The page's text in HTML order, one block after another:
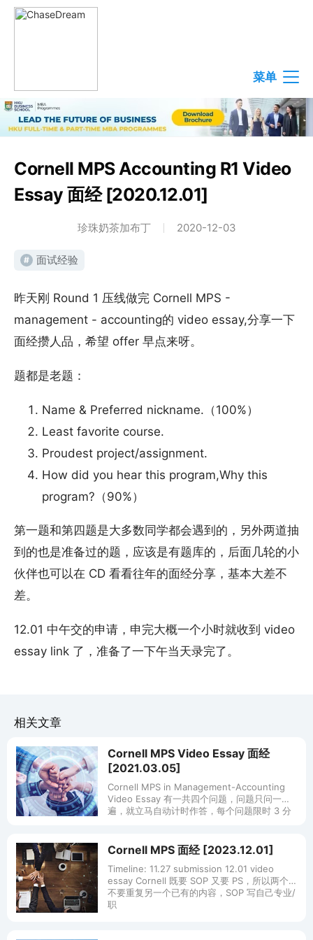
菜单
Cornell MPS Accounting R1 Video
Essay 面经 [2020.12.01]
珍珠奶茶加布丁 2020-12-03
# 面试经验
昨天刚 Round 1 压线做完 Cornell MPS -
management - accounting的 video essay,分享一下
面经攒人品，希望 offer 早点来呀。
题都是老题：
Name & Preferred nickname.（100%）
Least favorite course.
Proudest project/assignment.
How did you hear this program,Why this
program?（90%）
第一题和第四题是大多数同学都会遇到的，另外两道抽
到的也是准备过的题，应该是有题库的，后面几轮的小
伙伴也可以在 CD 看看往年的面经分享，基本大差不
差。
12.01 中午交的申请，申完大概一个小时就收到 video
essay link 了，准备了一下午当天录完了。
相关文章
Cornell MPS Video Essay 面经
[2021.03.05]
Cornell MPS in Management-Accounting
Video Essay 有一共四个问题，问题只问一
遍，就立马自动计时作答，每个问题限时 3 分
Cornell MPS 面经 [2023.12.01]
Timeline: 11.27 submission 12.01 video
essay Cornell 既要 SOP 又要 PS，所以两个
不要重复另一个已有的内容，SOP 写自己专业/
职